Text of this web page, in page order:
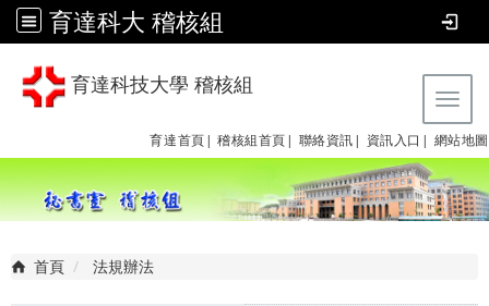
育達科大 稽核組
育達科技大學 稽核組
育達首頁| 稽核組首頁| 聯絡資訊| 資訊入口| 網站地圖
首頁 法規辦法